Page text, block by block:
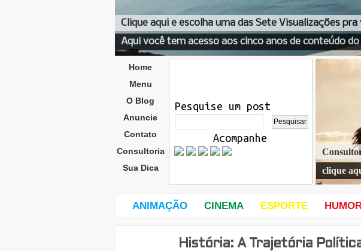
Clique aqui e escolha uma das Sete Visualizações
Aqui você tem acesso aos cinco anos de conteúdo
Home
Menu
O Blog
Anuncie
Contato
Consultoria
Sua Dica
Pesquise um post
Acompanhe
clique
ANIMAÇÃO CINEMA ESPORTE
História: A Trajetória